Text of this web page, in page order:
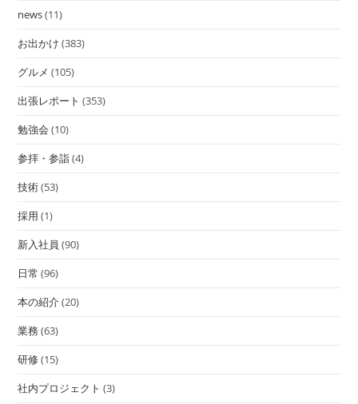
news(11)
お出かけ (383)
グルメ (105)
出張レポート (353)
勉強会 (10)
参拝・参詣(4)
技術(53)
採用 (1)
新入社員 (90)
日常 (96)
本の紹介(20)
業務(63)
研修(15)
社内プロジェクト (3)